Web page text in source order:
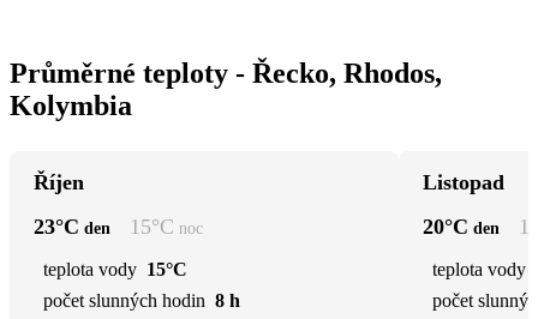
Průměrné teploty - Řecko, Rhodos,
Kolymbia
Říjen
23°C den 15°C noc
teplota vody 15°C
počet slunných hodin 8 h
Listopad
20°C den
teplota vody
počet